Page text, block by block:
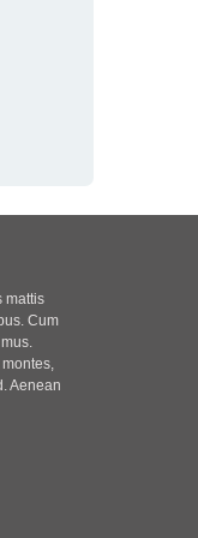
mattis
Cum
Aenean